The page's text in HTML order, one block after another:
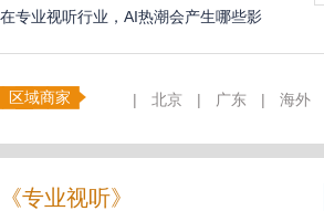
在专业视听行业，AI热潮会产生哪些影
响？
区域商家 | 北京 | 广东 | 海外
《专业视听》